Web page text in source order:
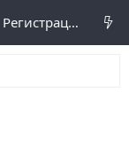
Регистрация